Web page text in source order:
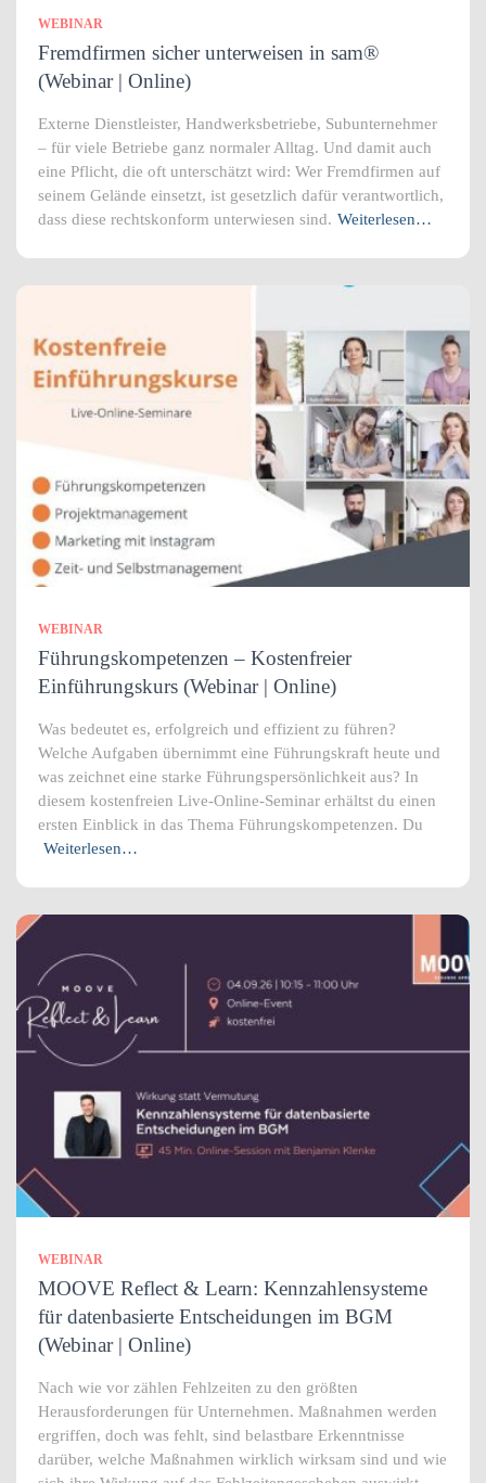
WEBINAR
Fremdfirmen sicher unterweisen in sam®
(Webinar | Online)
Externe Dienstleister, Handwerksbetriebe, Subunternehmer
– für viele Betriebe ganz normaler Alltag. Und damit auch
eine Pflicht, die oft unterschätzt wird: Wer Fremdfirmen auf
seinem Gelände einsetzt, ist gesetzlich dafür verantwortlich,
dass diese rechtskonform unterwiesen sind. Weiterlesen…
WEBINAR
Führungskompetenzen – Kostenfreier
Einführungskurs (Webinar | Online)
Was bedeutet es, erfolgreich und effizient zu führen?
Welche Aufgaben übernimmt eine Führungskraft heute und
was zeichnet eine starke Führungspersönlichkeit aus? In
diesem kostenfreien Live-Online-Seminar erhältst du einen
ersten Einblick in das Thema Führungskompetenzen. Du
Weiterlesen…
WEBINAR
MOOVE Reflect & Learn: Kennzahlensysteme
für datenbasierte Entscheidungen im BGM
(Webinar | Online)
Nach wie vor zählen Fehlzeiten zu den größten
Herausforderungen für Unternehmen. Maßnahmen werden
ergriffen, doch was fehlt, sind belastbare Erkenntnisse
darüber, welche Maßnahmen wirklich wirksam sind und wie